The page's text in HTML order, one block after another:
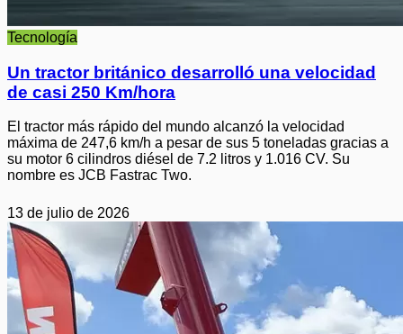
Tecnología
Un tractor británico desarrolló una velocidad
de casi 250 Km/hora
El tractor más rápido del mundo alcanzó la velocidad
máxima de 247,6 km/h a pesar de sus 5 toneladas gracias a
su motor 6 cilindros diésel de 7.2 litros y 1.016 CV. Su
nombre es JCB Fastrac Two.
13 de julio de 2026